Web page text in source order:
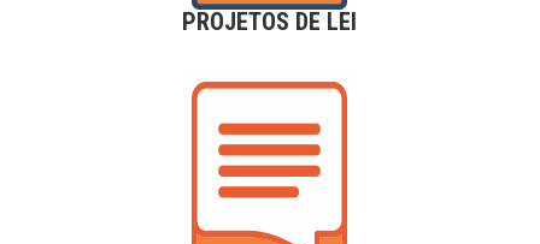
PROJETOS DE LEI